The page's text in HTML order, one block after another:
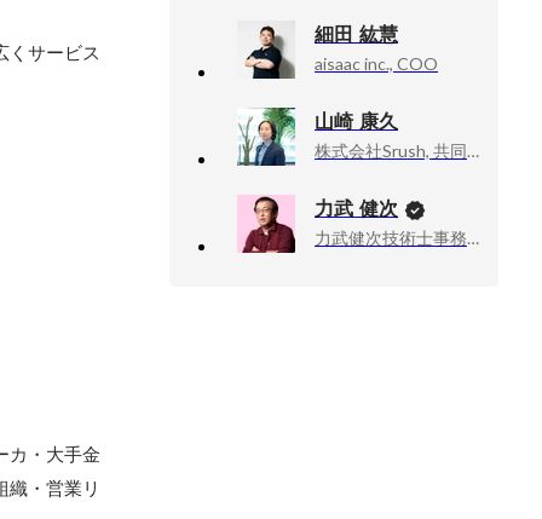
くサービス
カ・大手金
・営業リ
細田 紘慧
aisaac inc., COO
山崎 康久
株式会社Srush, 共同創業者, CTO
力武 健次
力武健次技術士事務所, 所長